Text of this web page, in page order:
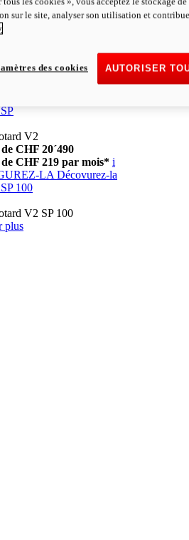
CHF 13´990 i
LA Décovurez-la
CHF 15´990
de CHF 169 par mois* i
V2
CHF 20´490
CHF 219 par mois* i
LA Décovurez-la
100
V2 SP 100
plus
sur le site, analyser son utilisation et
AUTORISER
des cookies